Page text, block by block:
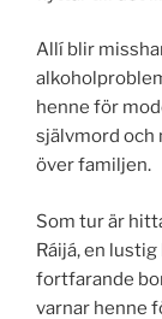
Allí blir
henne för
självmord och
över familjen.
Som tur är
Ráijá, en
fortfarande
varnar henne